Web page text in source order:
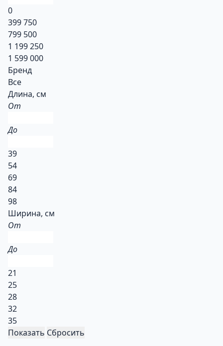
0
399 750
799 500
1 199 250
1 599 000
Бренд
Все
Длина, см
От
До
39
54
69
84
98
Ширина, см
От
До
21
25
28
32
35